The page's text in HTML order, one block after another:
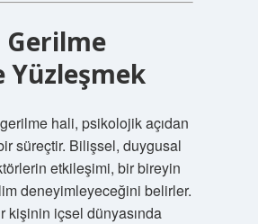
Gerilme
Yüzleşmek
hali, psikolojik açıdan
süreçtir. Bilişsel, duygusal
etkileşimi, bir bireyin
deneyimleyeceğini belirler.
kişinin içsel dünyasında